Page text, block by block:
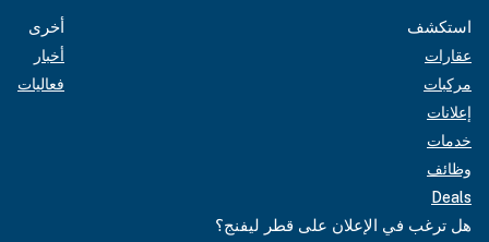
استكشف
عقارات
مركبات
إعلانات
خدمات
وظائف
Deals
أخرى
أخبار
فعاليات
هل ترغب في الإعلان على قطر ليفنج؟